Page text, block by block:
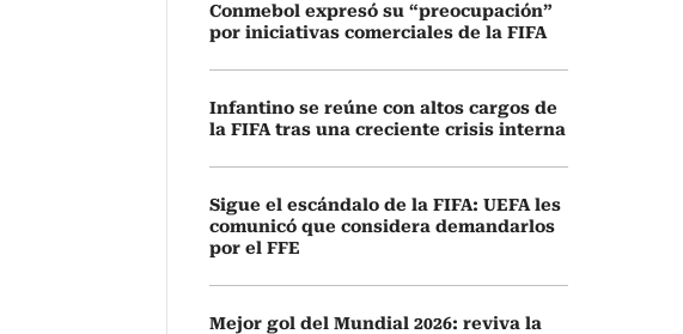
Conmebol expresó su “preocupación”
por iniciativas comerciales de la FIFA
Infantino se reúne con altos cargos de
la FIFA tras una creciente crisis interna
Sigue el escándalo de la FIFA: UEFA les
comunicó que considera demandarlos
por el FFE
Mejor gol del Mundial 2026: reviva la